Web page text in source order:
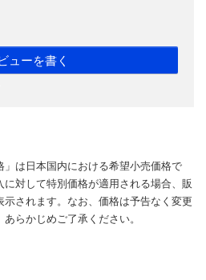
ューを書く
は日本国内における希望小売価格で
対して特別価格が適用される場合、販
されます。なお、価格は予告なく変更
らかじめご了承ください。